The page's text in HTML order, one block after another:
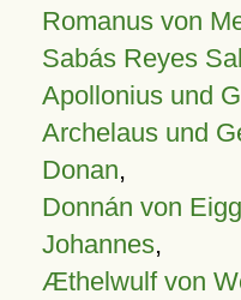
Romanus von
Sabás Reyes
Apollonius und
Archelaus und
Donan,
Donnán von Eigg
Johannes,
Æthelwulf von